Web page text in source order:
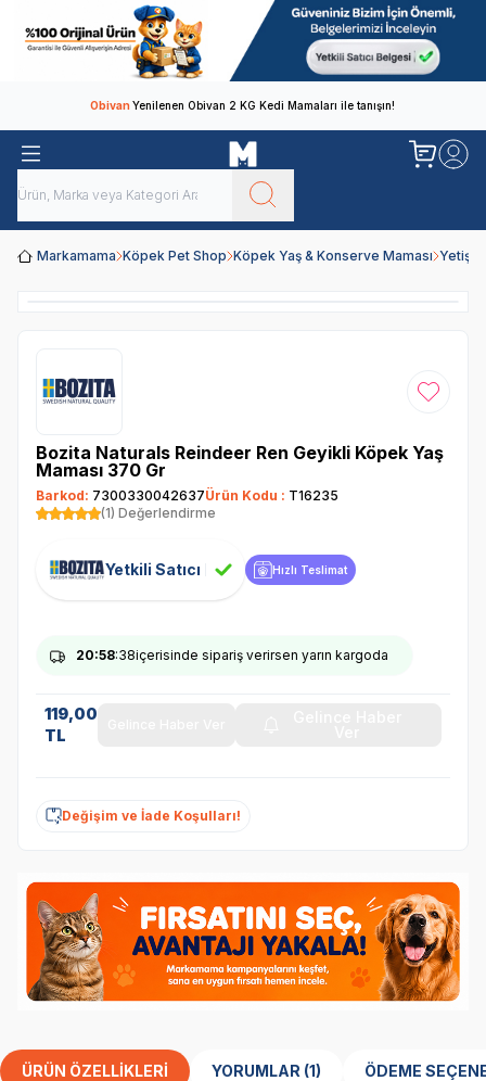
ObivanYenilenen Obivan 2 KG Kedi Mamaları ile tanışın!
Markamama Köpek Pet Shop Köpek Yaş & Konserve Maması
Favoriye
Bozita Naturals Reindeer Ren Geyikli Köpek Yaş
Maması 370 Gr
Barkod: 7300330042637Ürün Kodu : T16235
(1) Değerlendirme
Yetkili Satıcı Hızlı Teslimat
20:58:37içerisinde sipariş verirsen yarın kargoda
119,00
TL
Değişim ve İade Koşulları!
ÜRÜN ÖZELLIKLERI YORUMLAR (1) ÖDEME